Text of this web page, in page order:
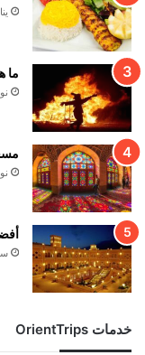
يناير
ما هي أبرز
خدمات OrientTrips